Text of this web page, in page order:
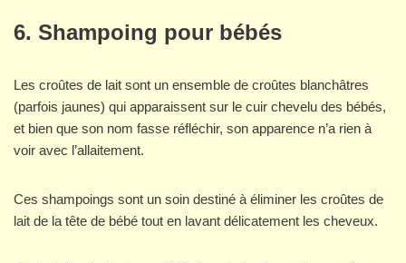
6. Shampoing pour bébés
Les croûtes de lait sont un ensemble de croûtes blanchâtres
(parfois jaunes) qui apparaissent sur le cuir chevelu des bébés,
et bien que son nom fasse réfléchir, son apparence n’a rien à
voir avec l’allaitement.
Ces shampoings sont un soin destiné à éliminer les croûtes de
lait de la tête de bébé tout en lavant délicatement les cheveux.